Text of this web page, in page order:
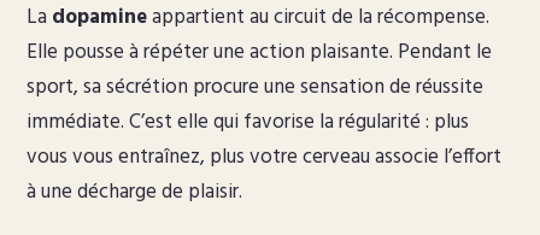
La dopamineappartient au circuit de la récompense.
Elle pousse à répéter une action plaisante. Pendant le
sport, sa sécrétion procure une sensation de réussite
immédiate. C’est elle qui favorise la régularité : plus
vous vous entraînez, plus votre cerveau associe l’effort
à une décharge de plaisir.